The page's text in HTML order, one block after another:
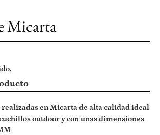
Micarta
realizadas en Micarta de alta calidad ideal
outdoor y con unas dimensiones